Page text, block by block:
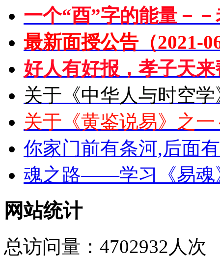
一个“酉”字的能量－
最新面授公告（2021-
好人有好报，孝子天来
关于《中华人与时空
关于《黄鉴说易》之
你家门前有条河,后面
魂之路——学习《易
网站统计
总访问量：4702932人次